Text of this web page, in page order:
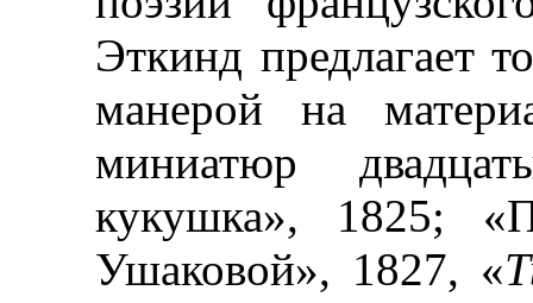
Эткинд предлагает
манерой на
миниатюр
кукушка», 1825;
Ушаковой», 1827, «